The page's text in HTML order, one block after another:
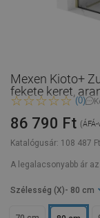
Mexen Kioto+
fekete keret,
(0)
Katalógusár: 108 487 Ft
86 790 Ft (ÁFÁ-
A legalacsonyabb ár
Szélesség (X) - 80 cm